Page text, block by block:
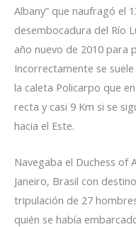
Albany” que naufragó el
desembocadura del Río
año nuevo de 2010 para
Incorrectamente se
la caleta Policarpo que
recta y casi 9 Km si se
hacia el Este.
Navegaba el Duchess of
Janeiro, Brasil con
tripulación de 27
quién se había